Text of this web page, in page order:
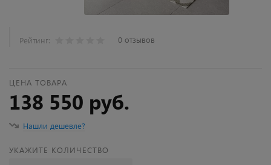
Рейтинг: 0 отзывов
ЦЕНА ТОВАРА
138 550 руб.
Нашли дешевле?
УКАЖИТЕ КОЛИЧЕСТВО